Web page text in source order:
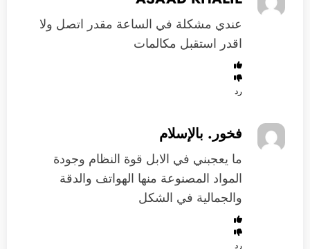
عندي مشكلة في الساعة مقدر اتصل ولا
اقدر استقبل مكالمات
رد
فخور. بالإسلام
ما يعجبني في الابل قوة النظام وجودة
المواد المصنوعة منها الهواتف والدقة
والجمالية في الشكل
رد